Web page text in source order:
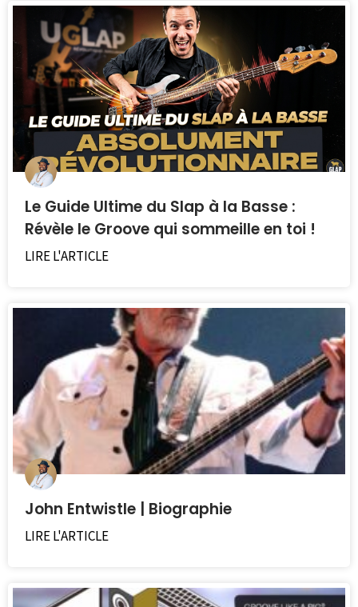
Les personnes qui ont lu cet article
ont aussi apprécié les articles ci-
dessous.
Le Guide Ultime du Slap à la Basse :
Révèle le Groove qui sommeille en toi !
LIRE L'ARTICLE
John Entwistle | Biographie
LIRE L'ARTICLE